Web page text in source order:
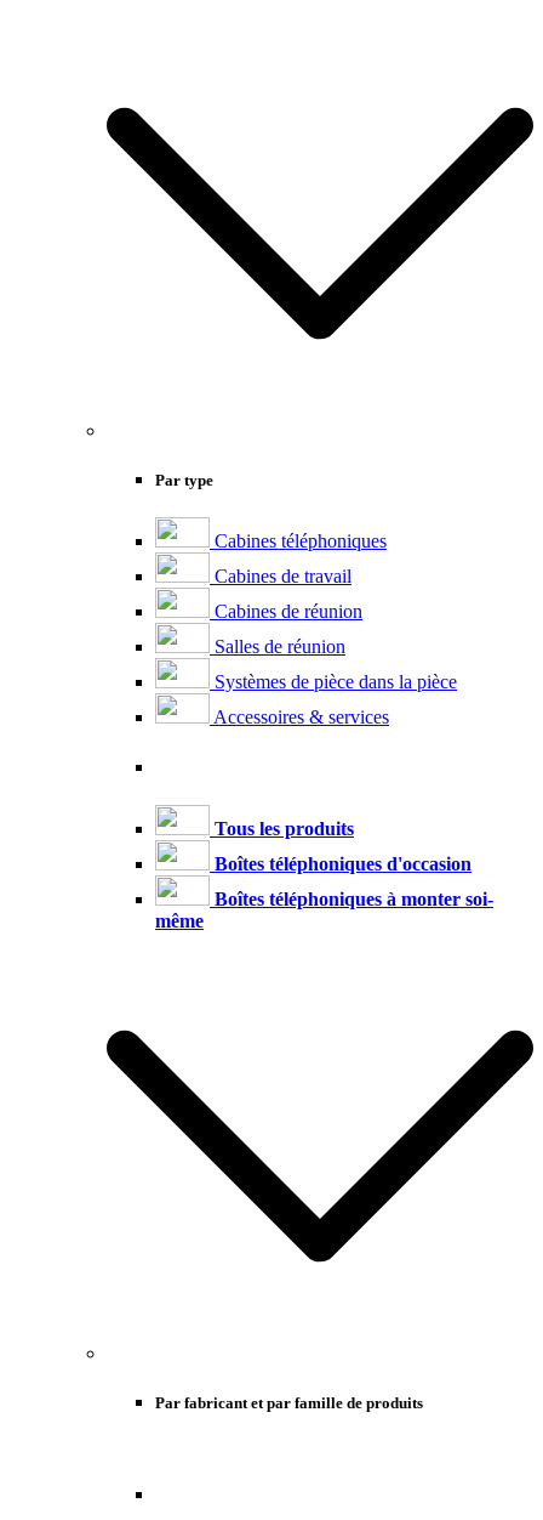
Par type
Cabines téléphoniques
Cabines de travail
Cabines de réunion
Salles de réunion
Systèmes de pièce dans la pièce
Accessoires & services
Tous les produits
Boîtes téléphoniques d'occasion
Boîtes téléphoniques à monter soi-
même
Par fabricant et par famille de produits